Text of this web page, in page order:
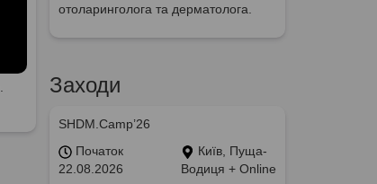
отоларинголога та дерматолога.
Заходи
SHDM.Camp’26
Початок
22.08.2026
Київ, Пуща-
Водиця + Online